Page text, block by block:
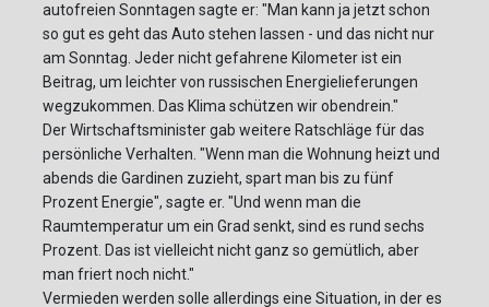
autofreien Sonntagen sagte er: "Man kann ja jetzt schon
so gut es geht das Auto stehen lassen - und das nicht nur
am Sonntag. Jeder nicht gefahrene Kilometer ist ein
Beitrag, um leichter von russischen Energielieferungen
wegzukommen. Das Klima schützen wir obendrein."
Der Wirtschaftsminister gab weitere Ratschläge für das
persönliche Verhalten. "Wenn man die Wohnung heizt und
abends die Gardinen zuzieht, spart man bis zu fünf
Prozent Energie", sagte er. "Und wenn man die
Raumtemperatur um ein Grad senkt, sind es rund sechs
Prozent. Das ist vielleicht nicht ganz so gemütlich, aber
man friert noch nicht."
Vermieden werden solle allerdings eine Situation, in der es